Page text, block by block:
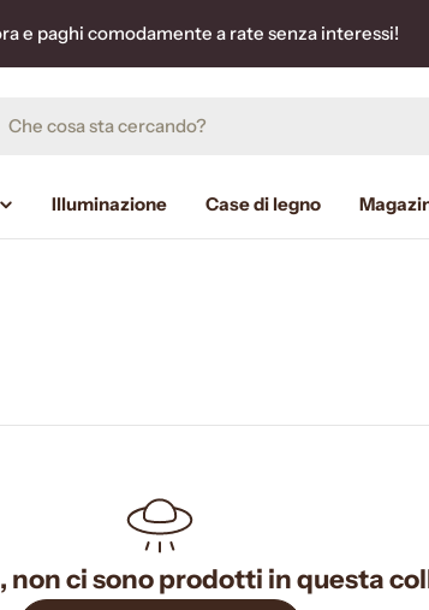
e paghi comodamente a rate senza interessi!
Illuminazione Case di legno
non ci sono prodotti in questa